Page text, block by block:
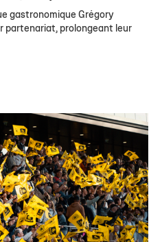
gastronomique Grégory
partenariat, prolongeant leur